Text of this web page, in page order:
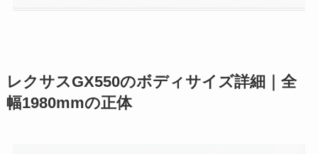
レクサスGX550のボディサイズ詳細｜全
幅1980mmの正体